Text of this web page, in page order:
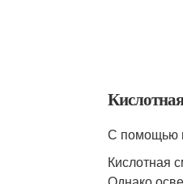
С помощью
Кислотная